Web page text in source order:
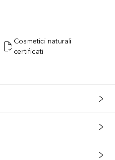
Cosmetici naturali
certificati